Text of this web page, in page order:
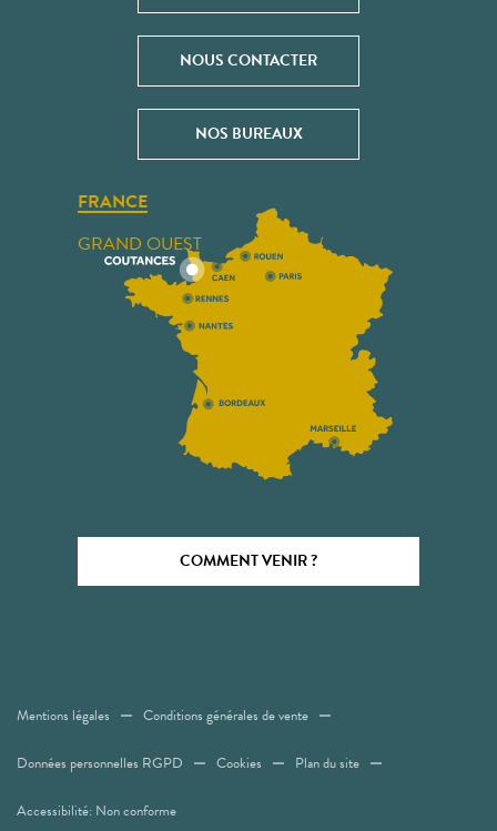
NOUS CONTACTER
NOS BUREAUX
FRANCE
GRAND OUEST
COMMENT VENIR ?
Mentions légales Conditions générales de vente
Données personnelles RGPD Cookies Plan du site
Accessibilité: Non conforme